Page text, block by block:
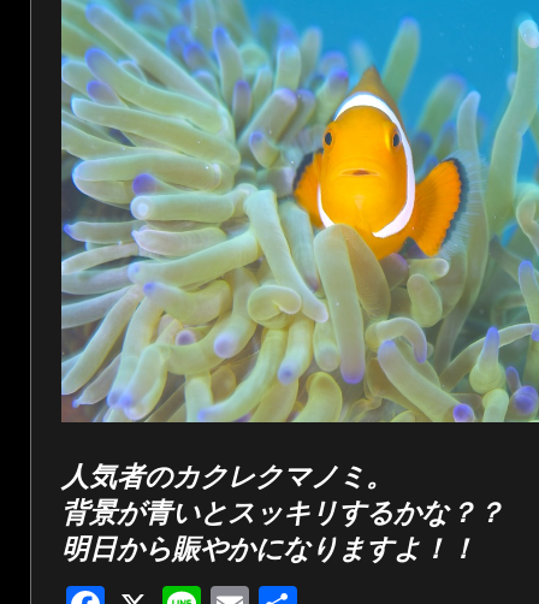
人気者のカクレクマノミ。
背景が青いとスッキリするかな？？
明日から賑やかになりますよ！！